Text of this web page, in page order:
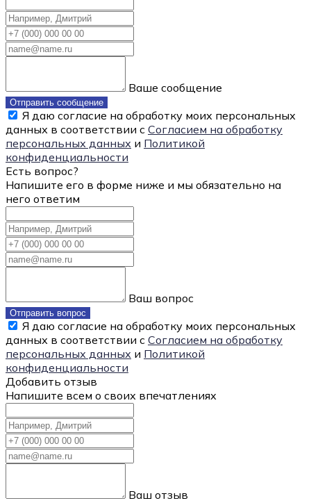
Ваше сообщение
Отправить сообщение
Я даю согласие на обработку моих персональных
данных в соответствии с Согласием на обработку
персональных данных и Политикой
конфиденциальности
Есть вопрос?
Напишите его в форме ниже и мы обязательно на
него ответим
Ваш вопрос
Отправить вопрос
Я даю согласие на обработку моих персональных
данных в соответствии с Согласием на обработку
персональных данных и Политикой
конфиденциальности
Добавить отзыв
Напишите всем о своих впечатлениях
Ваш отзыв